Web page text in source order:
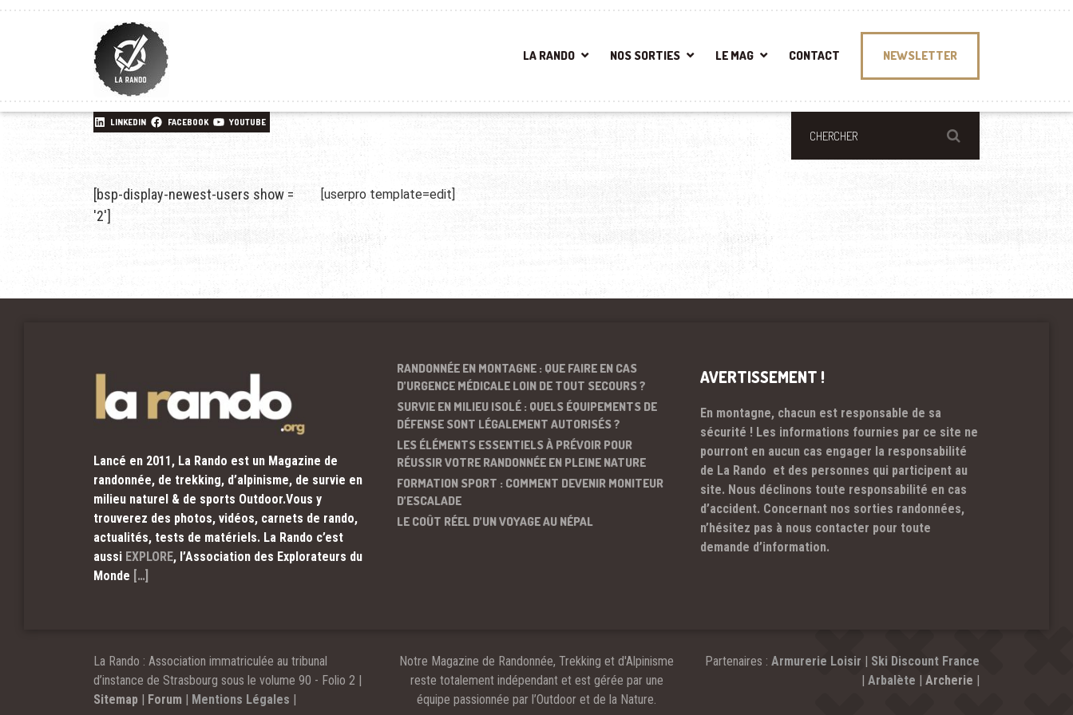
LA RANDO NOS SORTIES LE MAG CONTACT NEWSLETTER
LINKEDIN FACEBOOK YOUTUBE
[userpro template=edit]
[bsp-display-newest-users show =
'2']
Lancé en 2011, La Rando est un Magazine de
randonnée, de trekking, d’alpinisme, de survie en
milieu naturel & de sports Outdoor.Vous y
trouverez des photos, vidéos, carnets de rando,
actualités, tests de matériels. La Rando c’est
aussi EXPLORE, l’Association des Explorateurs du
Monde […]
RANDONNÉE EN MONTAGNE : QUE FAIRE EN CAS
D’URGENCE MÉDICALE LOIN DE TOUT SECOURS ?
SURVIE EN MILIEU ISOLÉ : QUELS ÉQUIPEMENTS DE
DÉFENSE SONT LÉGALEMENT AUTORISÉS ?
LES ÉLÉMENTS ESSENTIELS À PRÉVOIR POUR
RÉUSSIR VOTRE RANDONNÉE EN PLEINE NATURE
FORMATION SPORT : COMMENT DEVENIR MONITEUR
D’ESCALADE
LE COÛT RÉEL D’UN VOYAGE AU NÉPAL
AVERTISSEMENT !
En montagne, chacun est responsable de sa
sécurité ! Les informations fournies par ce site ne
pourront en aucun cas engager la responsabilité
de La Rando et des personnes qui participent au
site. Nous déclinons toute responsabilité en cas
d’accident. Concernant nos sorties randonnées,
n’hésitez pas à nous contacter pour toute
demande d’information.
La Rando : Association immatriculée au tribunal
d’instance de Strasbourg sous le volume 90 - Folio 2 |
Sitemap | Forum | Mentions Légales |
Notre Magazine de Randonnée, Trekking et d'Alpinisme
reste totalement indépendant et est gérée par une
équipe passionnée par l’Outdoor et de la Nature.
Partenaires : Armurerie Loisir | Ski Discount France
| Arbalète | Archerie |